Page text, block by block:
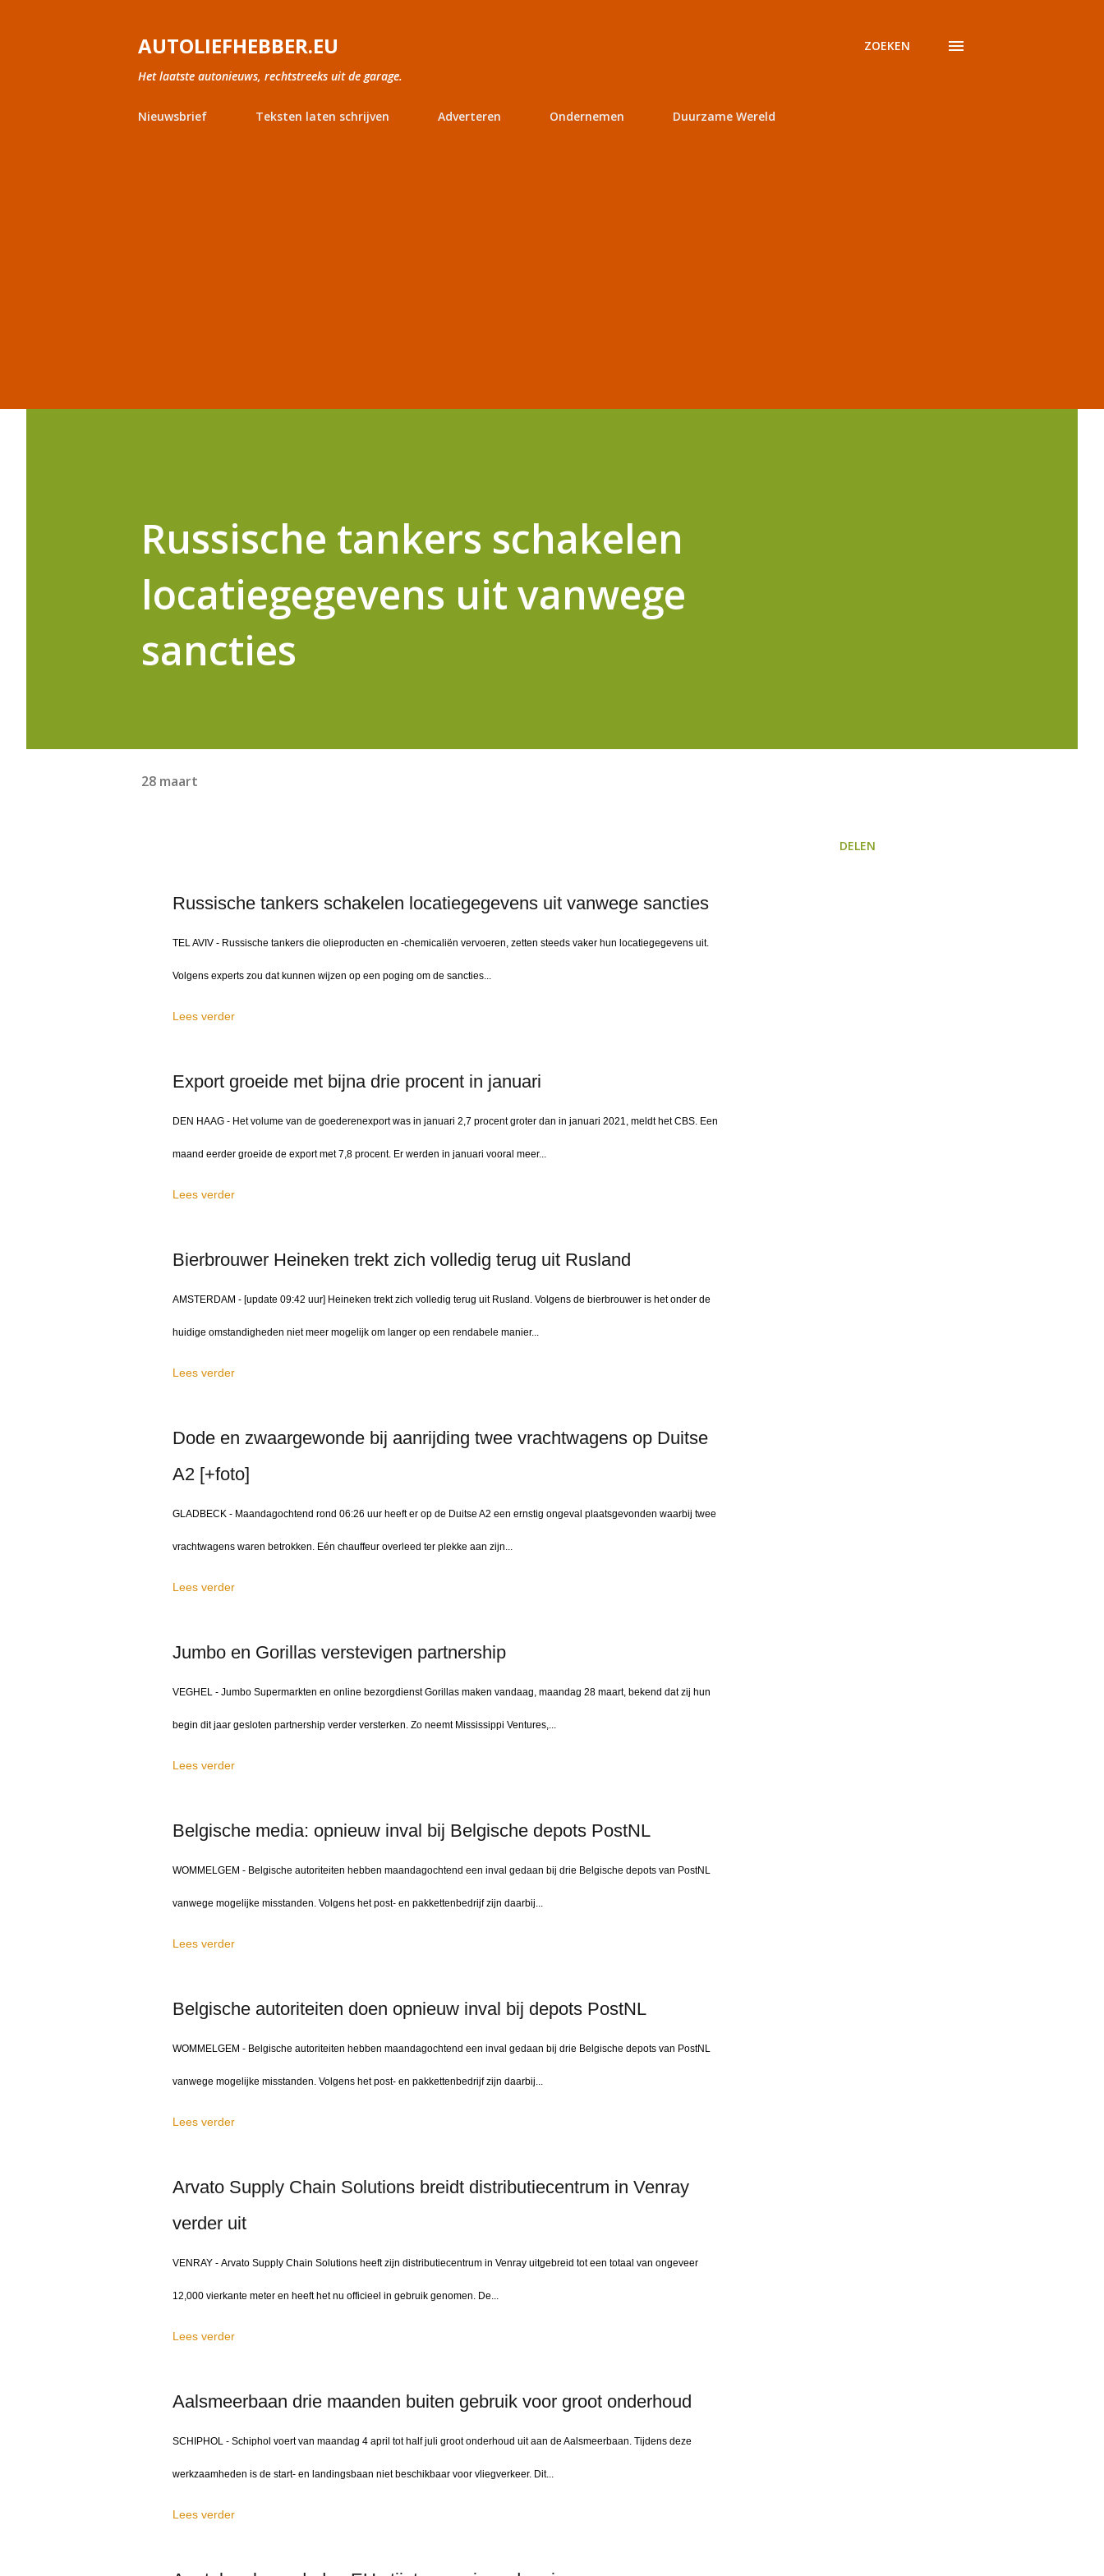
AUTOLIEFHEBBER.EU
Het laatste autonieuws, rechtstreeks uit de garage.
ZOEKEN
Nieuwsbrief Teksten laten schrijven Adverteren Ondernemen Duurzame Wereld
Russische tankers schakelen
locatiegegevens uit vanwege
sancties
28 maart
Russische tankers schakelen locatiegegevens uit vanwege sancties
TEL AVIV - Russische tankers die olieproducten en -chemicaliën vervoeren, zetten steeds vaker hun locatiegegevens uit.
Volgens experts zou dat kunnen wijzen op een poging om de sancties...
Lees verder
Export groeide met bijna drie procent in januari
DEN HAAG - Het volume van de goederenexport was in januari 2,7 procent groter dan in januari 2021, meldt het CBS. Een
maand eerder groeide de export met 7,8 procent. Er werden in januari vooral meer...
Lees verder
Bierbrouwer Heineken trekt zich volledig terug uit Rusland
AMSTERDAM - [update 09:42 uur] Heineken trekt zich volledig terug uit Rusland. Volgens de bierbrouwer is het onder de
huidige omstandigheden niet meer mogelijk om langer op een rendabele manier...
Lees verder
Dode en zwaargewonde bij aanrijding twee vrachtwagens op Duitse
A2 [+foto]
GLADBECK - Maandagochtend rond 06:26 uur heeft er op de Duitse A2 een ernstig ongeval plaatsgevonden waarbij twee
vrachtwagens waren betrokken. Eén chauffeur overleed ter plekke aan zijn...
Lees verder
Jumbo en Gorillas verstevigen partnership
VEGHEL - Jumbo Supermarkten en online bezorgdienst Gorillas maken vandaag, maandag 28 maart, bekend dat zij hun
begin dit jaar gesloten partnership verder versterken. Zo neemt Mississippi Ventures,...
Lees verder
Belgische media: opnieuw inval bij Belgische depots PostNL
WOMMELGEM - Belgische autoriteiten hebben maandagochtend een inval gedaan bij drie Belgische depots van PostNL
vanwege mogelijke misstanden. Volgens het post- en pakkettenbedrijf zijn daarbij...
Lees verder
Belgische autoriteiten doen opnieuw inval bij depots PostNL
WOMMELGEM - Belgische autoriteiten hebben maandagochtend een inval gedaan bij drie Belgische depots van PostNL
vanwege mogelijke misstanden. Volgens het post- en pakkettenbedrijf zijn daarbij...
Lees verder
Arvato Supply Chain Solutions breidt distributiecentrum in Venray
verder uit
VENRAY - Arvato Supply Chain Solutions heeft zijn distributiecentrum in Venray uitgebreid tot een totaal van ongeveer
12,000 vierkante meter en heeft het nu officieel in gebruik genomen. De...
Lees verder
Aalsmeerbaan drie maanden buiten gebruik voor groot onderhoud
SCHIPHOL - Schiphol voert van maandag 4 april tot half juli groot onderhoud uit aan de Aalsmeerbaan. Tijdens deze
werkzaamheden is de start- en landingsbaan niet beschikbaar voor vliegverkeer. Dit...
Lees verder
DELEN